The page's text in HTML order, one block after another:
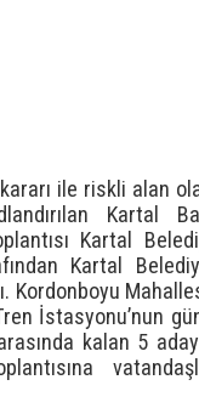
ile riskli alan
Kartal
Kartal
Kartal
Kordonboyu
İstasyonu’nun
kalan 5